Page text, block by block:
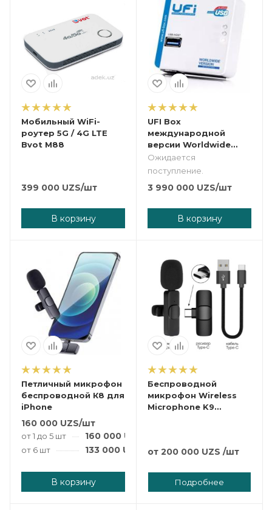
Мобильный WiFi-
роутер 5G / 4G LTE
Bvot M88
399 000 UZS/шт
В корзину
UFI Box
международной
версии Worldwide
(International)
Ожидается
поступление.
3 990 000 UZS/шт
В корзину
Петличный микрофон
беспроводной К8 для
iPhone
160 000 UZS/шт
от 1 до 5 шт 160 000UZS
от 6 шт 133 000UZS /шт
В корзину
Беспроводной
микрофон Wireless
Microphone K9
от 200 000 UZS /шт
Подробнее